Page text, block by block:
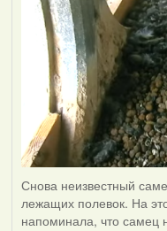
Снова неизвестный
лежащих полевок. На
напоминала, что самец